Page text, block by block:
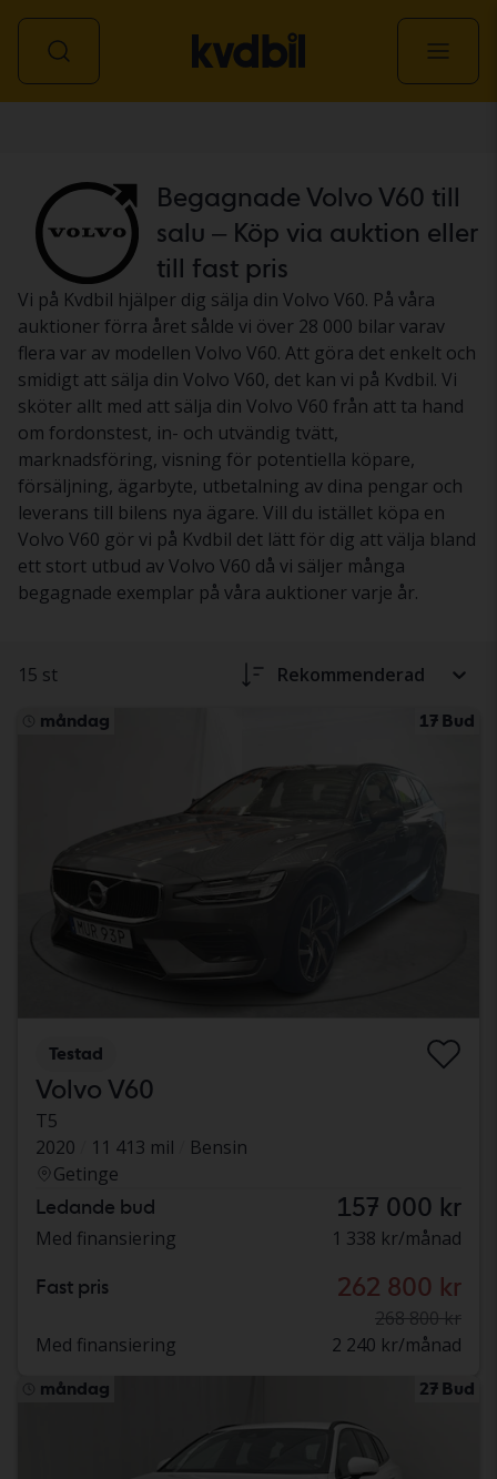
Begagnade Volvo V60 till
salu – Köp via auktion eller
till fast pris
Vi på Kvdbil hjälper dig sälja din Volvo V60. På våra
auktioner förra året sålde vi över 28 000 bilar varav
flera var av modellen Volvo V60. Att göra det enkelt och
smidigt att sälja din Volvo V60, det kan vi på Kvdbil. Vi
sköter allt med att sälja din Volvo V60 från att ta hand
om fordonstest, in- och utvändig tvätt,
marknadsföring, visning för potentiella köpare,
försäljning, ägarbyte, utbetalning av dina pengar och
leverans till bilens nya ägare. Vill du istället köpa en
Volvo V60 gör vi på Kvdbil det lätt för dig att välja bland
ett stort utbud av Volvo V60 då vi säljer många
begagnade exemplar på våra auktioner varje år.
15 st Rekommenderad
måndag 17 Bud
Testad
Volvo V60
T5
2020
11 413 mil
Bensin
Getinge
Ledande bud 157 000 kr
Med finansiering 1 338 kr/månad
Fast pris 262 800 kr
268 800 kr
Med finansiering
2 240 kr/månad
måndag 27 Bud